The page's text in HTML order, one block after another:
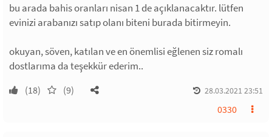
bu arada bahis oranları nisan 1 de açıklanacaktır. lütfen
evinizi arabanızı satıp olanı biteni burada bitirmeyin.
okuyan, söven, katılan ve en önemlisi eğlenen siz romalı
dostlarıma da teşekkür ederim..
(18) (9) 28.03.2021 23:51
0330